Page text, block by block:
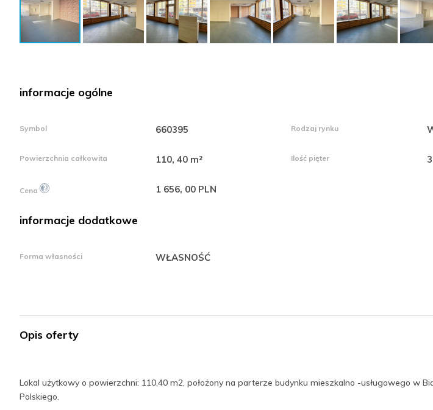
informacje ogólne
Symbol 660395 Rodzaj rynku
Powierzchnia całkowita 110, 40 m² Ilość pięter 3
Cena 1 656, 00 PLN
informacje dodatkowe
Forma własności WŁASNOŚĆ
Opis oferty
Lokal użytkowy o powierzchni: 110,40 m2, położony na parterze budynku mieszkalno -usługowego w
Polskiego.